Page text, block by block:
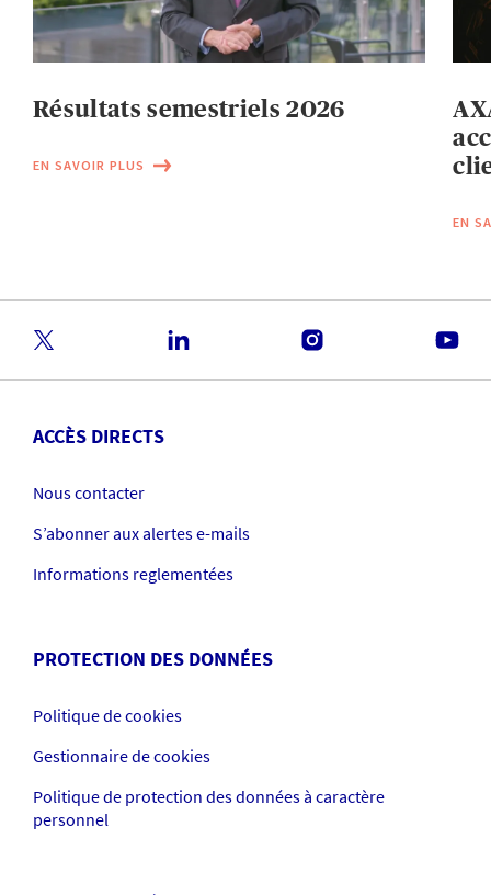
Résultats semestriels 2026
EN SAVOIR PLUS
EN
ACCÈS DIRECTS
Nous contacter
S’abonner aux alertes e-mails
Informations reglementées
PROTECTION DES DONNÉES
Politique de cookies
Gestionnaire de cookies
Politique de protection des données à caractère
personnel